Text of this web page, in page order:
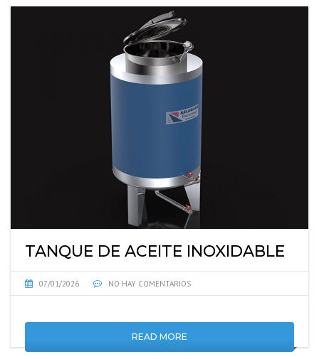
TANQUE DE ACEITE INOXIDABLE
07/01/2026 NO HAY COMENTARIOS
READ MORE